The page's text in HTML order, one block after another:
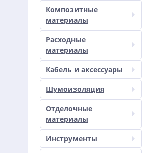
Композитные
материалы
Расходные
материалы
Кабель и аксессуары
Шумоизоляция
Отделочные
материалы
Инструменты